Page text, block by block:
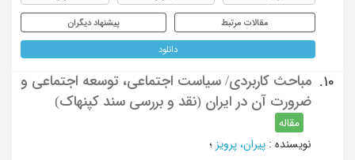
مقالات مرتبط پیشنهاد دیگران
دانلود
10.
مباحث کاربردی/ سیاست اجتماعی، توسعه اجتماعی و
ضرورت آن در ایران (نقد و بررسی سند کپنهاک)
مقاله
نویسنده : پیران، پرویز ؛